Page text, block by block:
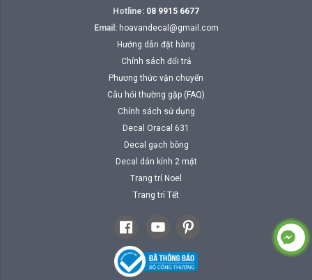
Hotline: 08 9915 6677
Email: hoavandecal@gmail.com
Hướng dẫn đặt hàng
Chính sách đổi trả
Phương thức vận chuyển
Câu hỏi thường gặp (FAQ)
Chính sách sử dụng
Decal Oracal 631
Decal gạch bông
Decal dán kính 2 mặt
Trang trí Noel
Trang trí Tết